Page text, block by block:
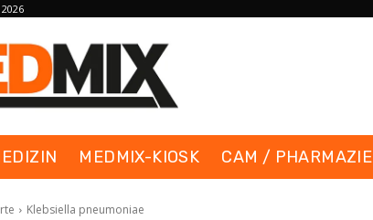
MEDMIX-KIOSK CAM / PHARMAZIE
Klebsiella pneumoniae